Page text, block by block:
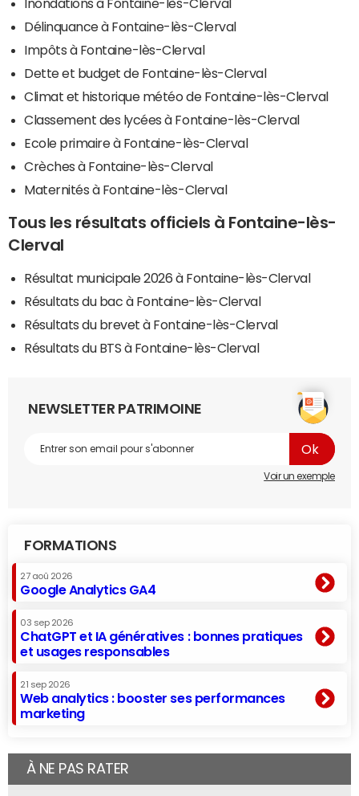
Inondations à Fontaine-lès-Clerval
Délinquance à Fontaine-lès-Clerval
Impôts à Fontaine-lès-Clerval
Dette et budget de Fontaine-lès-Clerval
Climat et historique météo de Fontaine-lès-Clerval
Classement des lycées à Fontaine-lès-Clerval
Ecole primaire à Fontaine-lès-Clerval
Crèches à Fontaine-lès-Clerval
Maternités à Fontaine-lès-Clerval
Tous les résultats officiels à Fontaine-lès-
Clerval
Résultat municipale 2026 à Fontaine-lès-Clerval
Résultats du bac à Fontaine-lès-Clerval
Résultats du brevet à Fontaine-lès-Clerval
Résultats du BTS à Fontaine-lès-Clerval
NEWSLETTER PATRIMOINE
Voir un exemple
FORMATIONS
27 aoû 2026
Google Analytics GA4
03 sep 2026
ChatGPT et IA génératives : bonnes pratiques
et usages responsables
21 sep 2026
Web analytics : booster ses performances
marketing
À NE PAS RATER